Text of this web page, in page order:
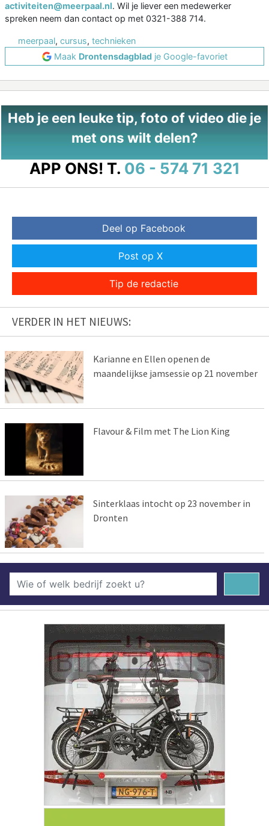
activiteiten@meerpaal.nl. Wil je liever een medewerker
spreken neem dan contact op met 0321-388 714.
meerpaal, cursus, technieken
Maak Drontensdagbladje Google-favoriet
Heb je een leuke tip, foto of video die je
met ons wilt delen?
APP ONS! T. 06 - 574 71 321
Deel op Facebook
Post op X
Tip de redactie
VERDER IN HET NIEUWS:
Karianne en Ellen openen de
maandelijkse jamsessie op 21 november
Flavour & Film met The Lion King
Sinterklaas intocht op 23 november in
Dronten